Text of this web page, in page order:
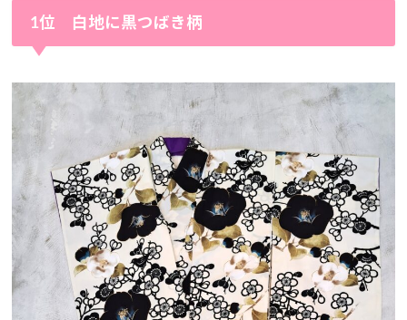
1位 白地に黒つばき柄